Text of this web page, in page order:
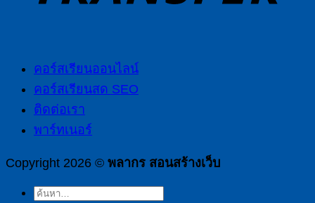
คอร์สเรียนออนไลน์
คอร์สเรียนสด SEO
ติดต่อเรา
พาร์ทเนอร์
Copyright 2026 © พลากร สอนสร้างเว็บ
ค้นหา: